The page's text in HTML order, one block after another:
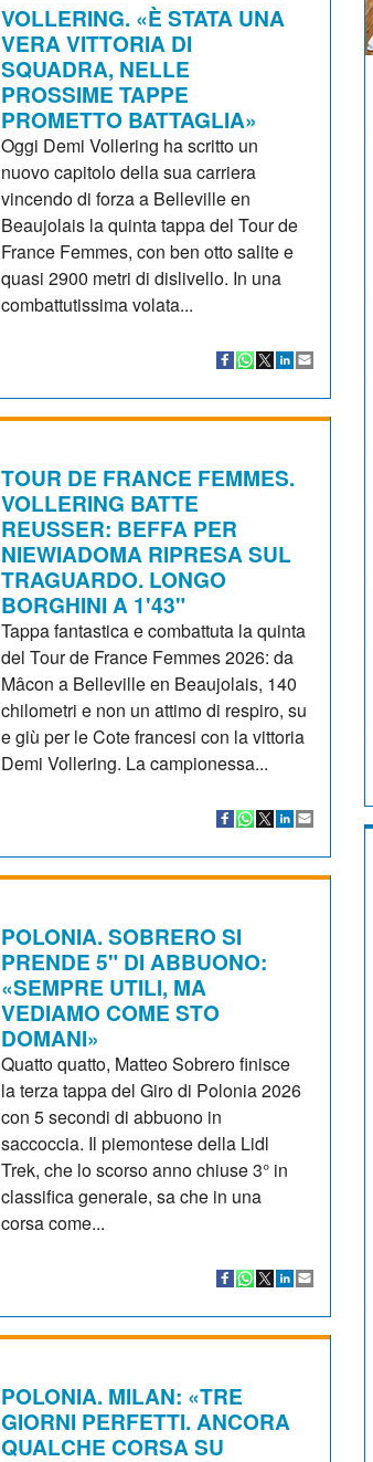
VOLLERING. «È STATA UNA
VERA VITTORIA DI
SQUADRA, NELLE
PROSSIME TAPPE
PROMETTO BATTAGLIA»
Oggi Demi Vollering ha scritto un
nuovo capitolo della sua carriera
vincendo di forza a Belleville en
Beaujolais la quinta tappa del Tour de
France Femmes, con ben otto salite e
quasi 2900 metri di dislivello. In una
combattutissima volata...
TOUR DE FRANCE FEMMES.
VOLLERING BATTE
REUSSER: BEFFA PER
NIEWIADOMA RIPRESA SUL
TRAGUARDO. LONGO
BORGHINI A 1'43"
Tappa fantastica e combattuta la quinta
del Tour de France Femmes 2026: da
Mâcon a Belleville en Beaujolais, 140
chilometri e non un attimo di respiro, su
e giù per le Cote francesi con la vittoria
Demi Vollering. La campionessa...
POLONIA. SOBRERO SI
PRENDE 5" DI ABBUONO:
«SEMPRE UTILI, MA
VEDIAMO COME STO
DOMANI»
Quatto quatto, Matteo Sobrero finisce
la terza tappa del Giro di Polonia 2026
con 5 secondi di abbuono in
saccoccia. Il piemontese della Lidl
Trek, che lo scorso anno chiuse 3° in
classifica generale, sa che in una
corsa come...
POLONIA. MILAN: «TRE
GIORNI PERFETTI. ANCORA
QUALCHE CORSA SU